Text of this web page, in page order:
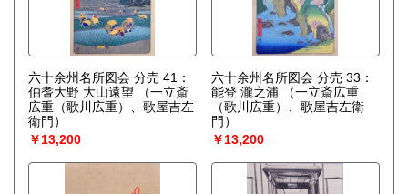
六十余州名所図会 分売 41：
伯耆大野 大山遠望
（一立斎
広重（歌川広重）、歌屋吉左
衛門）
￥13,200
六十余州名所図会 分売 33：
能登 瀧之浦
（一立斎広重
（歌川広重）、歌屋吉左衛
門）
￥13,200